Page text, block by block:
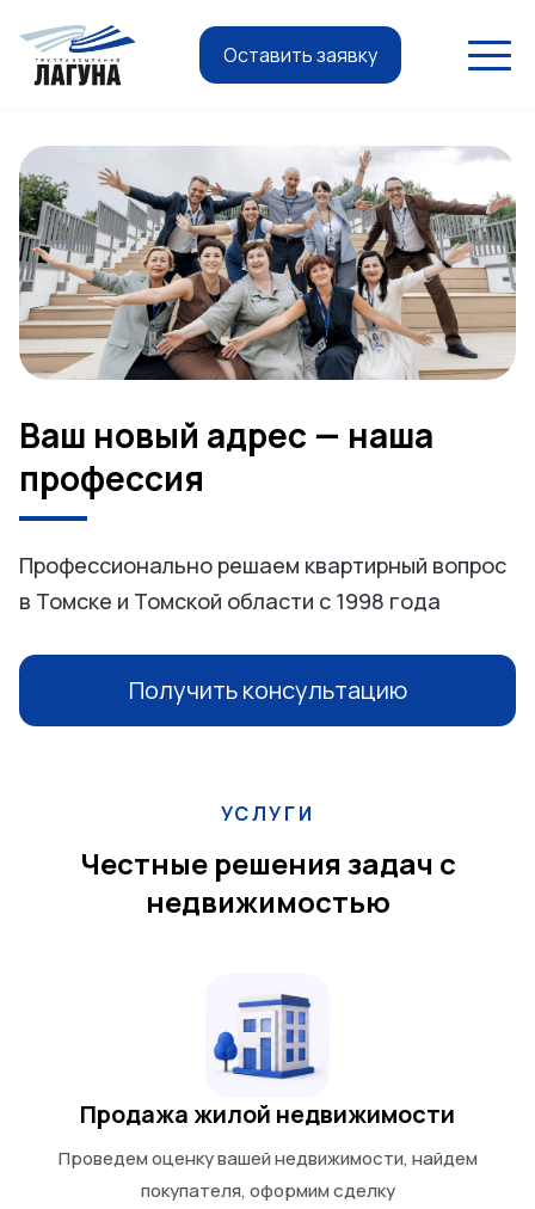
Оставить заявку
Ваш новый адрес — наша
профессия
Профессионально решаем квартирный вопрос
в Томске и Томской области с 1998 года
Получить консультацию
УСЛУГИ
Честные решения задач с
недвижимостью
Продажа жилой недвижимости
Проведем оценку вашей недвижимости, найдем
покупателя, оформим сделку